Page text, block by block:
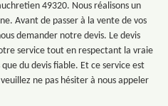
49320. Nous réalisons un
Avant de passer à la vente de vos
demander notre devis. Le devis
service tout en respectant la vraie
du devis fiable. Et ce service est
ne pas hésiter à nous appeler